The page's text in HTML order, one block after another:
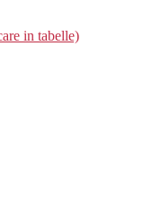
in tabelle)